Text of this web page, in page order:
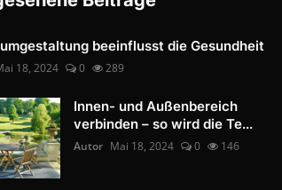
beeinflusst die Gesundheit
18, 2024 0 289
Innen- und Außenbereich
verbinden – so wird die Te...
Autor Mai 18, 2024 0 146